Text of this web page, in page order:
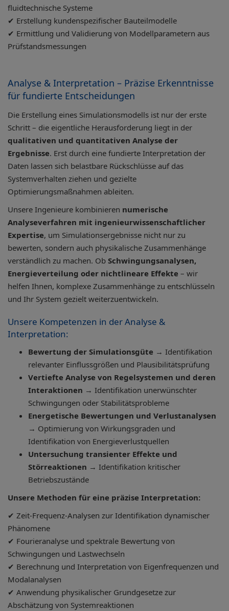
fluidtechnische Systeme
✔ Erstellung kundenspezifischer Bauteilmodelle
✔ Ermittlung und Validierung von Modellparametern aus
Prüfstandsmessungen
Analyse & Interpretation – Präzise Erkenntnisse
für fundierte Entscheidungen
Die Erstellung eines Simulationsmodells ist nur der erste
Schritt – die eigentliche Herausforderung liegt in der
qualitativen und quantitativen Analyse der
Ergebnisse. Erst durch eine fundierte Interpretation der
Daten lassen sich belastbare Rückschlüsse auf das
Systemverhalten ziehen und gezielte
Optimierungsmaßnahmen ableiten.
Unsere Ingenieure kombinieren numerische
Analyseverfahren mit ingenieurwissenschaftlicher
Expertise, um Simulationsergebnisse nicht nur zu
bewerten, sondern auch physikalische Zusammenhänge
verständlich zu machen. Ob Schwingungsanalysen,
Energieverteilung oder nichtlineare Effekte – wir
helfen Ihnen, komplexe Zusammenhänge zu entschlüsseln
und Ihr System gezielt weiterzuentwickeln.
Unsere Kompetenzen in der Analyse &
Interpretation:
Bewertung der Simulationsgüte → Identifikation
relevanter Einflussgrößen und Plausibilitätsprüfung
Vertiefte Analyse von Regelsystemen und deren
Interaktionen → Identifikation unerwünschter
Schwingungen oder Stabilitätsprobleme
Energetische Bewertungen und Verlustanalysen
→ Optimierung von Wirkungsgraden und
Identifikation von Energieverlustquellen
Untersuchung transienter Effekte und
Störreaktionen → Identifikation kritischer
Betriebszustände
Unsere Methoden für eine präzise Interpretation:
✔ Zeit-Frequenz-Analysen zur Identifikation dynamischer
Phänomene
✔ Fourieranalyse und spektrale Bewertung von
Schwingungen und Lastwechseln
✔ Berechnung und Interpretation von Eigenfrequenzen und
Modalanalysen
✔ Anwendung physikalischer Grundgesetze zur
Abschätzung von Systemreaktionen